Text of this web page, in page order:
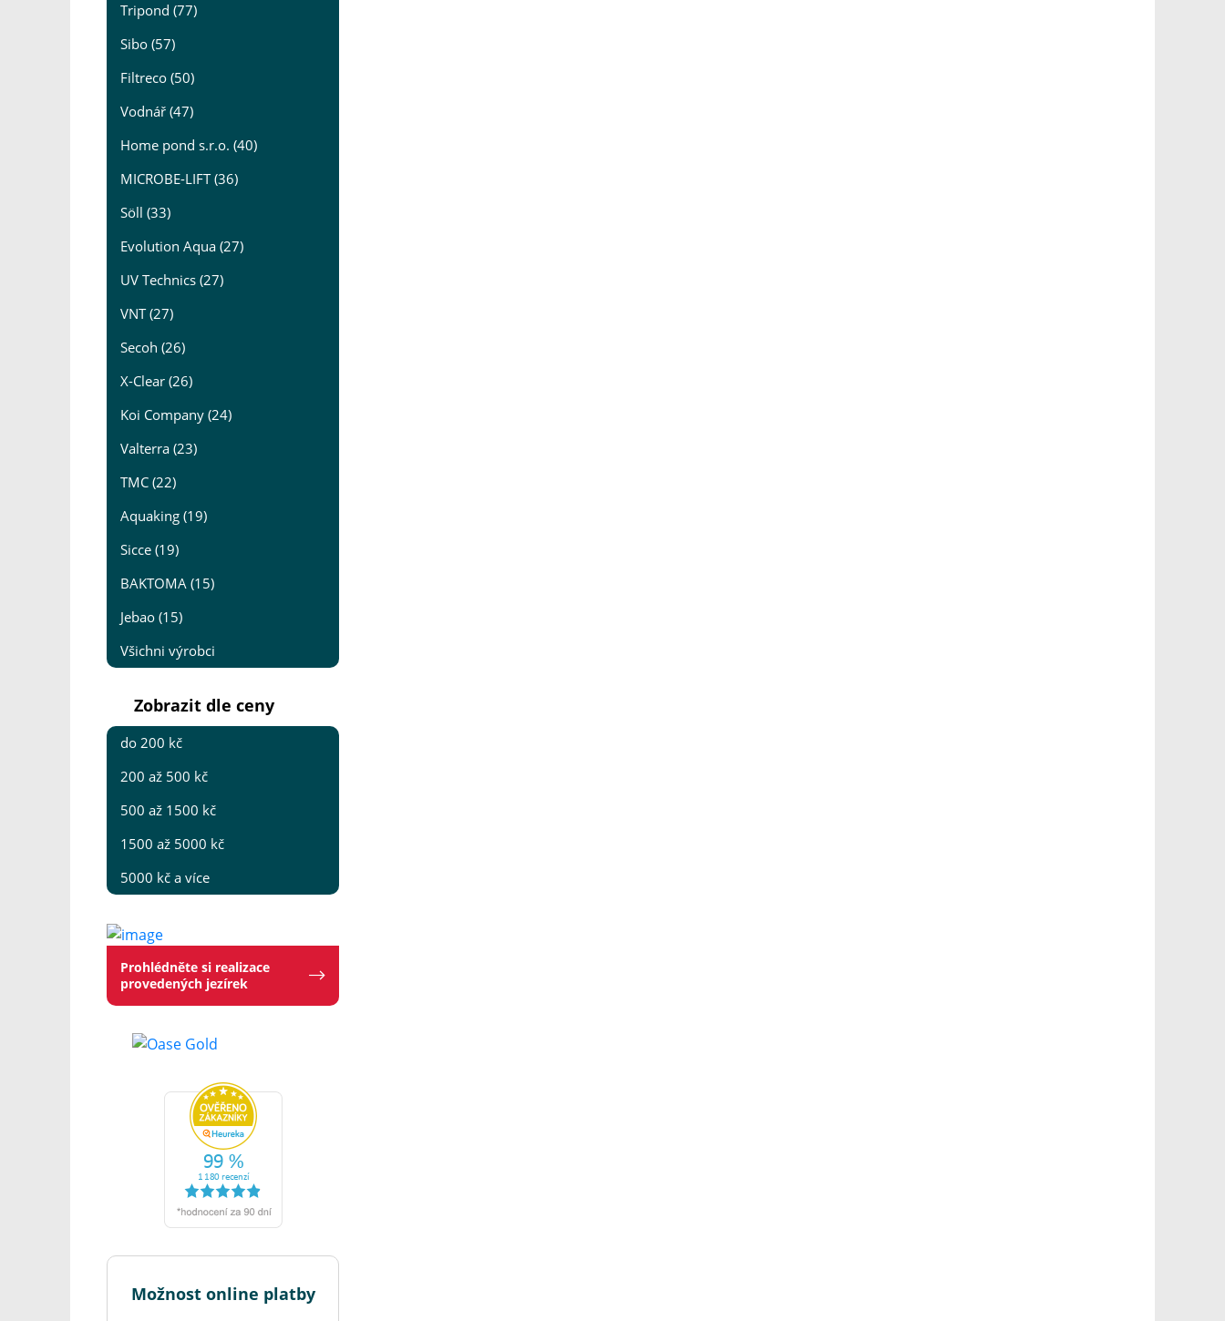
Tripond (77)
Sibo (57)
Filtreco (50)
Vodnář (47)
Home pond s.r.o. (40)
MICROBE-LIFT (36)
Söll (33)
Evolution Aqua (27)
UV Technics (27)
VNT (27)
Secoh (26)
X-Clear (26)
Koi Company (24)
Valterra (23)
TMC (22)
Aquaking (19)
Sicce (19)
BAKTOMA (15)
Jebao (15)
Všichni výrobci
Zobrazit dle ceny
do 200 kč
200 až 500 kč
500 až 1500 kč
1500 až 5000 kč
5000 kč a více
Prohlédněte si realizace
provedených jezírek
Možnost online platby